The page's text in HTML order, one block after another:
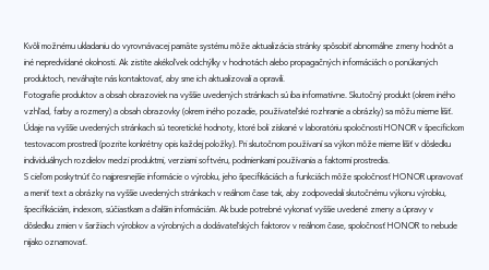
Kvôli možnému ukladaniu do vyrovnávacej pamäte systému môže aktualizácia stránky spôsobiť abnormálne zmeny hodnôt a
iné nepredvídané okolnosti. Ak zistíte akékoľvek odchýlky v hodnotách alebo propagačných informáciách o ponúkaných
produktoch, neváhajte nás kontaktovať, aby sme ich aktualizovali a opravili.
Fotografie produktov a obsah obrazoviek na vyššie uvedených stránkach sú iba informatívne. Skutočný produkt (okrem iného
vzhľad, farby a rozmery) a obsah obrazovky (okrem iného pozadie, používateľské rozhranie a obrázky) sa môžu mierne líšiť.
Údaje na vyššie uvedených stránkach sú teoretické hodnoty, ktoré boli získané v laboratóriu spoločnosti HONOR v špecifickom
testovacom prostredí (pozrite konkrétny opis každej položky). Pri skutočnom používaní sa výkon môže mierne líšiť v dôsledku
individuálnych rozdielov medzi produktmi, verziami softvéru, podmienkami používania a faktormi prostredia.
S cieľom poskytnúť čo najpresnejšie informácie o výrobku, jeho špecifikáciách a funkciách môže spoločnosť HONOR upravovať
a meniť text a obrázky na vyššie uvedených stránkach v reálnom čase tak, aby zodpovedali skutočnému výkonu výrobku,
špecifikáciám, indexom, súčiastkam a ďalším informáciám. Ak bude potrebné vykonať vyššie uvedené zmeny a úpravy v
dôsledku zmien v šaržiach výrobkov a výrobných a dodávateľských faktorov v reálnom čase, spoločnosť HONOR to nebude
nijako oznamovať.